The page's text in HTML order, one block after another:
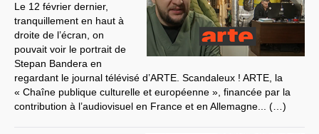
Le 12 février dernier,
tranquillement en haut à
droite de l’écran, on
pouvait voir le portrait de
Stepan Bandera en
regardant le journal télévisé d’ARTE. Scandaleux ! ARTE, la
« Chaîne publique culturelle et européenne », financée par la
contribution à l’audiovisuel en France et en Allemagne... (…)